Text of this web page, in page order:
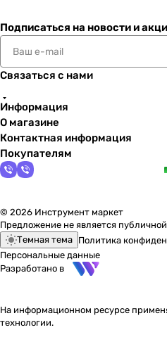
Подписаться на новости и
Связаться с нами
Информация
О магазине
Контактная информация
Покупателям
© 2026 Инструмент маркет
Предложение не является
Темная тема Политика
Персональные данные
Разработано в
На информационном ресурсе
технологии.